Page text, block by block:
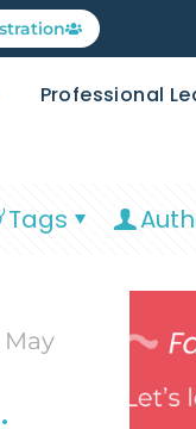
Professional
Tags
May